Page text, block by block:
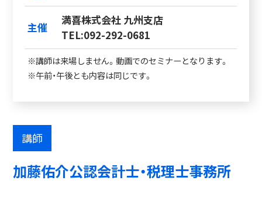
主催
満喜株式会社 九州支店
TEL:092-292-0681
※講師は来場しません。動画でのセミナーとなります。
※午前・午後とも内容は同じです。
講師
加藤佑介公認会計士・税理士事務所